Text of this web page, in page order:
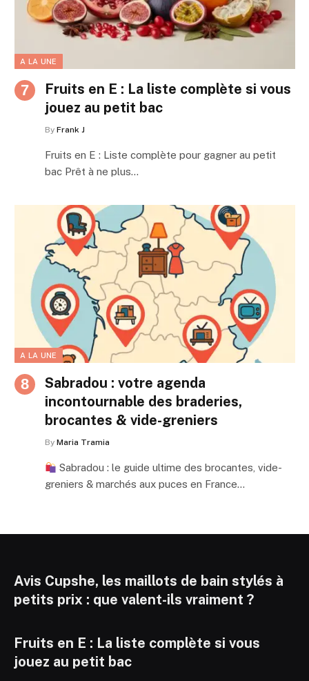
A LA UNE
Fruits en E : La liste complète si vous
jouez au petit bac
By Frank J
Fruits en E : Liste complète pour gagner au petit
bac Prêt à ne plus…
A LA UNE
Sabradou : votre agenda
incontournable des braderies,
brocantes & vide-greniers
By Maria Tramia
Sabradou : le guide ultime des brocantes, vide-
greniers & marchés aux puces en France…
Avis Cupshe, les maillots de bain stylés à
petits prix : que valent-ils vraiment ?
Fruits en E : La liste complète si vous
jouez au petit bac